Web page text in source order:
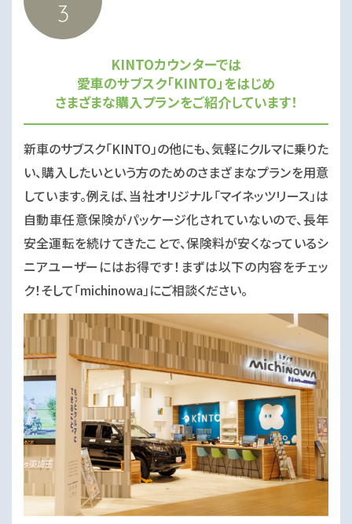
3
KINTOカウンターでは
愛車のサブスク「KINTO」をはじめ
さまざまな購入プランをご紹介しています！
新車のサブスク「KINTO」の他にも、気軽にクルマに乗りた
い、購入したいという方のためのさまざまなプランを用意
しています。例えば、当社オリジナル「マイネッツリース」は
自動車任意保険がパッケージ化されていないので、長年
安全運転を続けてきたことで、保険料が安くなっているシ
ニアユーザーにはお得です！まずは以下の内容をチェッ
ク！そして「michinowa」にご相談ください。